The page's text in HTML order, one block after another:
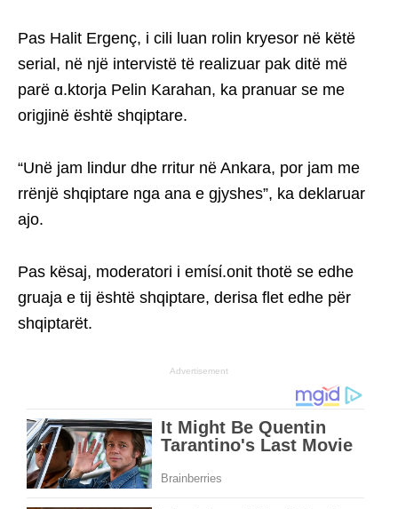
Pas Halit Ergenç, i cili luan rolin kryesor në këtë
serial, në një intervistë të realizuar pak ditë më
parë ɑ.ktorja Pelin Karahan, ka pranuar se me
origjinë është shqiptare.
“Unë jam lindur dhe rritur në Ankara, por jam me
rrënjë shqiptare nga ana e gjyshes”, ka deklaruar
ajo.
Pas kësaj, moderatori i emίsί.onit thotë se edhe
gruaja e tij është shqiptare, derisa flet edhe për
shqiptarët.
Advertisement